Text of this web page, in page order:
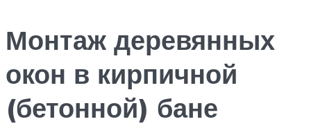
Монтаж деревянных
окон в кирпичной
(бетонной) бане